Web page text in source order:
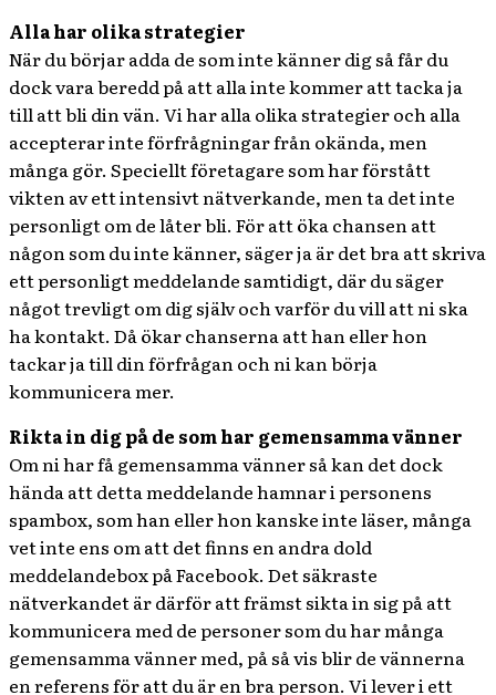
Alla har olika strategier
När du börjar adda de som inte känner dig så får du
dock vara beredd på att alla inte kommer att tacka ja
till att bli din vän. Vi har alla olika strategier och alla
accepterar inte förfrågningar från okända, men
många gör. Speciellt företagare som har förstått
vikten av ett intensivt nätverkande, men ta det inte
personligt om de låter bli. För att öka chansen att
någon som du inte känner, säger ja är det bra att skriva
ett personligt meddelande samtidigt, där du säger
något trevligt om dig själv och varför du vill att ni ska
ha kontakt. Då ökar chanserna att han eller hon
tackar ja till din förfrågan och ni kan börja
kommunicera mer.
Rikta in dig på de som har gemensamma vänner
Om ni har få gemensamma vänner så kan det dock
hända att detta meddelande hamnar i personens
spambox, som han eller hon kanske inte läser, många
vet inte ens om att det finns en andra dold
meddelandebox på Facebook. Det säkraste
nätverkandet är därför att främst sikta in sig på att
kommunicera med de personer som du har många
gemensamma vänner med, på så vis blir de vännerna
en referens för att du är en bra person. Vi lever i ett